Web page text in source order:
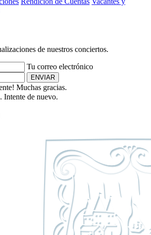
de nuestros conciertos.
Tu correo electrónico
ENVIAR
Muchas gracias.
Intente de nuevo.